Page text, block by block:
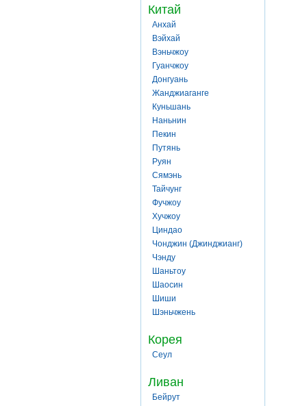
Китай
Анхай
Вэйхай
Вэньчжоу
Гуанчжоу
Донгуань
Жанджиаганге
Куньшань
Наньнин
Пекин
Путянь
Руян
Сямэнь
Тайчунг
Фучжоу
Хучжоу
Циндао
Чонджин (Джинджианг)
Чэнду
Шаньтоу
Шаосин
Шиши
Шэньчжень
Корея
Сеул
Ливан
Бейрут